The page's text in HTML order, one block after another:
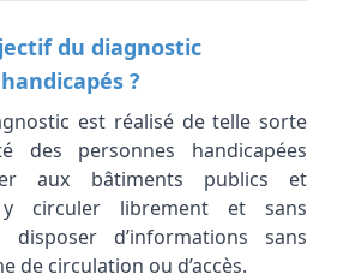
du diagnostic
?
est réalisé de telle sorte
des personnes handicapées
aux bâtiments publics et
y circuler librement et sans
d’informations sans
de circulation ou d’accès.